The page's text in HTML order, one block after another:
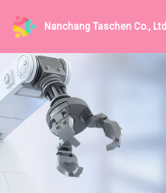
Nanchang Taschen Co., Ltd